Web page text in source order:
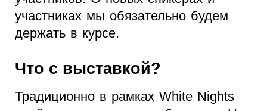
участниках мы обязательно будем
держать в курсе.
Что с выставкой?
Традиционно в рамках White Nights